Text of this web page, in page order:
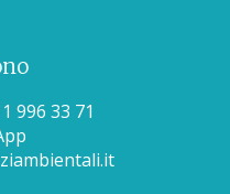
996 33 71